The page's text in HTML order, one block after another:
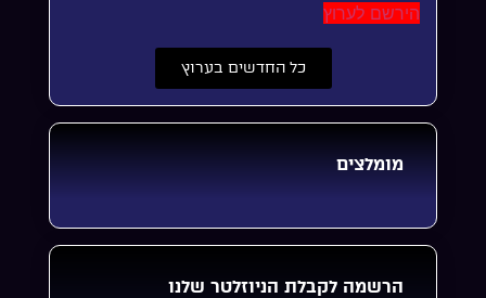
הירשם לערוץ
כל החדשים בערוץ
מומלצים
הרשמה לקבלת הניוזלטר שלנו